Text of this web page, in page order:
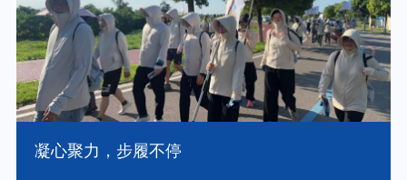
凝心聚力，步履不停